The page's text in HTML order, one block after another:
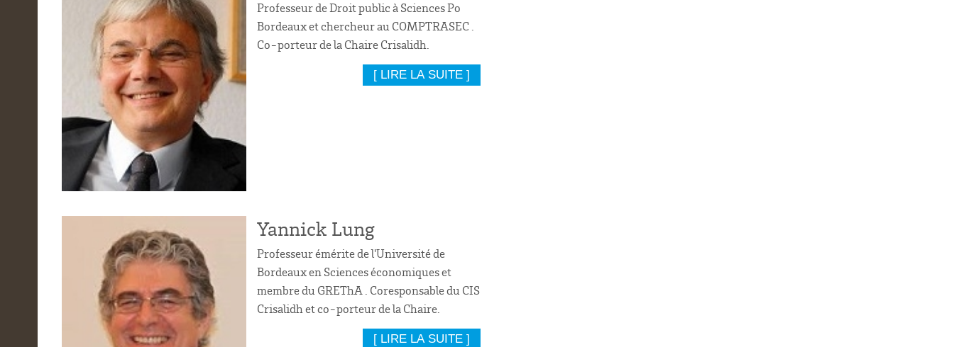
Professeur de Droit public à Sciences Po
Bordeaux et chercheur au COMPTRASEC .
Co-porteur de la Chaire Crisalidh.
[ LIRE LA SUITE ]
Yannick Lung
Professeur émérite de l'Université de
Bordeaux en Sciences économiques et
membre du GREThA . Coresponsable du CIS
Crisalidh et co-porteur de la Chaire.
[ LIRE LA SUITE ]